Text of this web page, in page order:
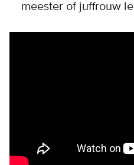
meester of juffrouw